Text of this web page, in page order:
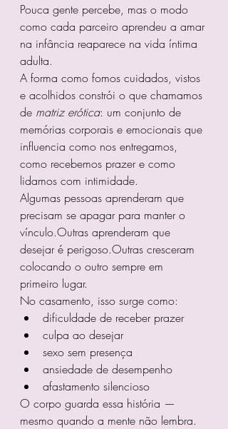
Pouca gente percebe, mas o modo
como cada parceiro aprendeu a amar
na infância reaparece na vida íntima
adulta.
A forma como fomos cuidados, vistos
e acolhidos constrói o que chamamos
de matriz erótica: um conjunto de
memórias corporais e emocionais que
influencia como nos entregamos,
como recebemos prazer e como
lidamos com intimidade.
Algumas pessoas aprenderam que
precisam se apagar para manter o
vínculo.Outras aprenderam que
desejar é perigoso.Outras cresceram
colocando o outro sempre em
primeiro lugar.
No casamento, isso surge como:
dificuldade de receber prazer
culpa ao desejar
sexo sem presença
ansiedade de desempenho
afastamento silencioso
O corpo guarda essa história —
mesmo quando a mente não lembra.